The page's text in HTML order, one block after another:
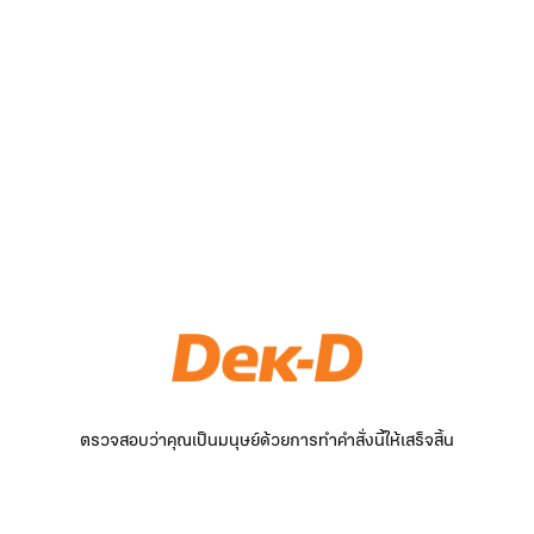
ตรวจสอบว่าคุณเป็นมนุษย์ด้วยการทำคำสั่งนี้ให้เสร็จสิ้น